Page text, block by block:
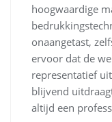
hoogwaardige
onaangetast,
ervoor dat de
representatief
blijvend
altijd een